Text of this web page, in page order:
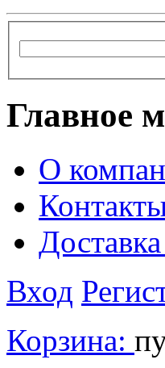
Главное
О
Вход
Корзина: